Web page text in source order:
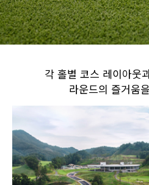
각 홀별 코스 레이아웃
라운드의 즐거움